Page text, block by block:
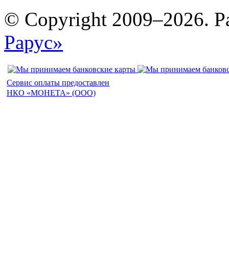
© Copyright 2009–2026.
Рарус»
Сервис оплаты предоставлен
НКО «МОНЕТА» (ООО)